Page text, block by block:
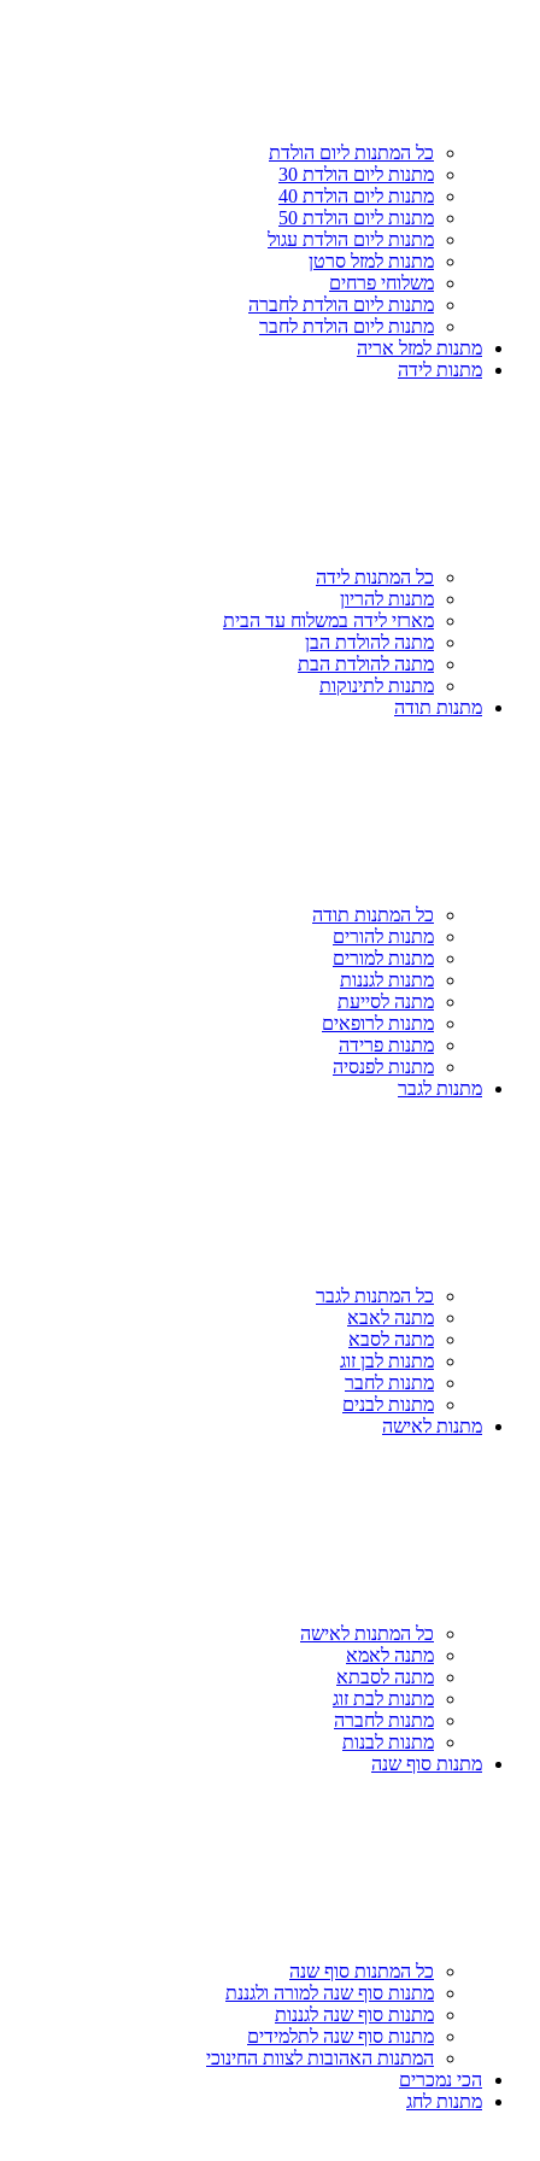
כל המתנות ליום הולדת
מתנות ליום הולדת 30
מתנות ליום הולדת 40
מתנות ליום הולדת 50
מתנות ליום הולדת עגול
מתנות למזל סרטן
משלוחי פרחים
מתנות ליום הולדת לחברה
מתנות ליום הולדת לחבר
מתנות למזל אריה
מתנות לידה
כל המתנות לידה
מתנות להריון
מארזי לידה במשלוח עד הבית
מתנה להולדת הבן
מתנה להולדת הבת
מתנות לתינוקות
מתנות תודה
כל המתנות תודה
מתנות להורים
מתנות למורים
מתנות לגננות
מתנה לסייעת
מתנות לרופאים
מתנות פרידה
מתנות לפנסיה
מתנות לגבר
כל המתנות לגבר
מתנה לאבא
מתנה לסבא
מתנות לבן זוג
מתנות לחבר
מתנות לבנים
מתנות לאישה
כל המתנות לאישה
מתנה לאמא
מתנה לסבתא
מתנות לבת זוג
מתנות לחברה
מתנות לבנות
מתנות סוף שנה
כל המתנות סוף שנה
מתנות סוף שנה למורה ולגננת
מתנות סוף שנה לגננות
מתנות סוף שנה לתלמידים
המתנות האהובות לצוות החינוכי
הכי נמכרים
מתנות לחג